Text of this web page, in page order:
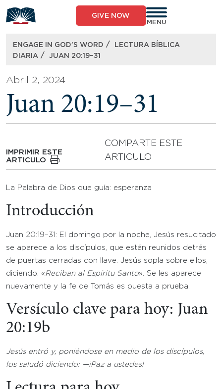
to
content
GIVE NOW
MENU
ENGAGE IN GOD’S WORD /
LECTURA BÍBLICA
DIARIA / JUAN 20:19–31
Abril 2, 2024
Juan 20:19–31
IMPRIMIR ESTE
ARTICULO
COMPARTE ESTE
ARTICULO
La Palabra de Dios que guía: esperanza
Introducción
Juan 20:19–31: El domingo por la noche, Jesús resucitado
se aparece a los discípulos, que están reunidos detrás
de puertas cerradas con llave. Jesús sopla sobre ellos,
diciendo: « Reciban al Espíritu Santo». Se les aparece
nuevamente y la fe de Tomás es puesta a prueba.
Versículo clave para hoy: Juan
20:19b
Jesús entró y, poniéndose en medio de los discípulos,
los saludó diciendo: —¡Paz a ustedes!